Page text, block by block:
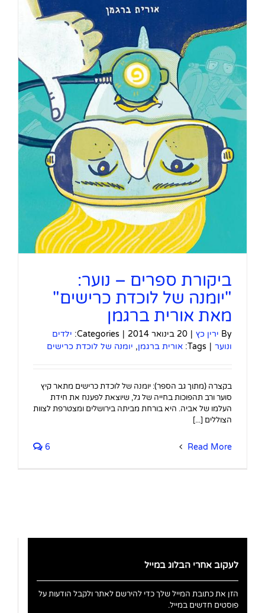
ביקורת ספרים – נוער:
"יומנה של לוכדת כרישים"
מאת אורית ברגמן
By ירין כץ | 20 בינואר 2014 |
Categories: ילדים
ונוער |
Tags: אורית ברגמן, יומנה של לוכדת כרישים
בקצרה (מתוך גב הספר): יומנה של לוכדת כרישים מתאר קיץ
סוער ורב תהפוכות בחייה של גל, שיוצאת לפענח את חידת
העלמו של אביה. היא בורחת מביתה בירושלים ומצטרפת לצוות
הצוללים [...]
Read More
6
לעקוב אחרי הבלוג במייל
הזן את כתובת המייל שלך כדי להירשם לאתר ולקבל הודעות על
פוסטים חדשים במייל.